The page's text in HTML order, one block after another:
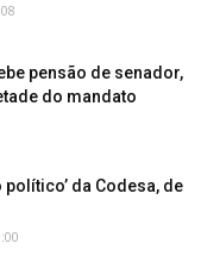
pensão de senador,
do mandato
da Codesa, de